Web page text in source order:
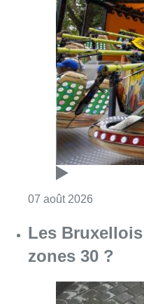
07 août 2026 Consulter
Les
zones 30 ?